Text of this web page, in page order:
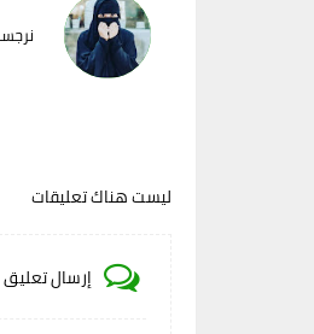
ليست هناك تعليقات
إرسال تعليق